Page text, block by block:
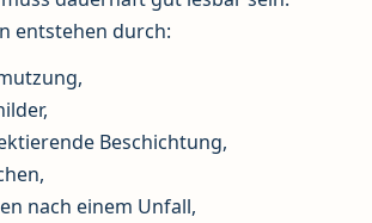
entstehen durch:
Beschichtung,
nach einem Unfall,